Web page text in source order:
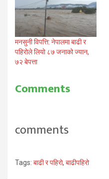
मनसुनी विपत्ति: नेपालमा बाढी र
पहिरोले लियो ८७ जनाको ज्यान,
७२ बेपत्ता
Comments
comments
Tags: बाढी र पहिरो, बाढीपहिरो